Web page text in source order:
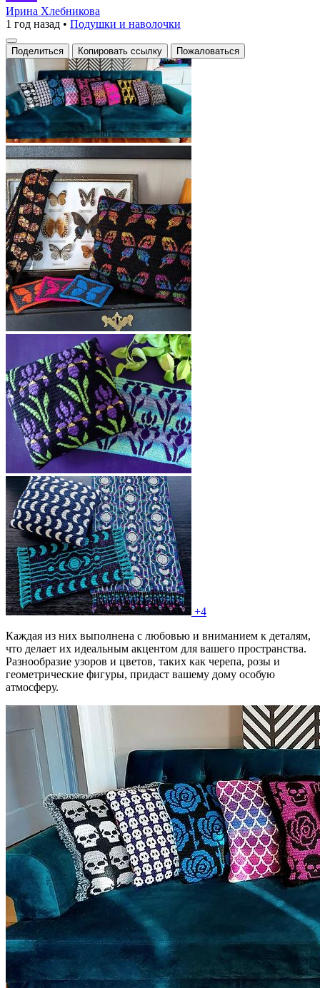
яркие
подушки
добавят
уникальности
и
стиля
в
ваш
интерьер!
Ирина Хлебникова
1 год назад • Подушки и наволочки
Поделиться Копировать ссылку Пожаловаться
+4
Каждая из них выполнена с любовью и вниманием к деталям,
что делает их идеальным акцентом для вашего пространства.
Разнообразие узоров и цветов, таких как черепа, розы и
геометрические фигуры, придаст вашему дому особую
атмосферу.